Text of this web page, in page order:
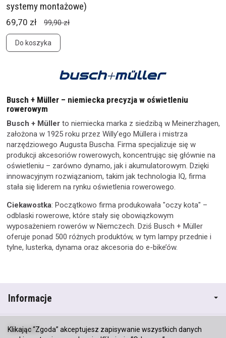
systemy montażowe)
69,70 zł 99,90 zł
Do koszyka
Busch + Müller – niemiecka precyzja w oświetleniu
rowerowym
Busch + Müller to niemiecka marka z siedzibą w Meinerzhagen,
założona w 1925 roku przez Willy’ego Müllera i mistrza
narzędziowego Augusta Buscha. Firma specjalizuje się w
produkcji akcesoriów rowerowych, koncentrując się głównie na
oświetleniu – zarówno dynamo, jak i akumulatorowym. Dzięki
innowacyjnym rozwiązaniom, takim jak technologia IQ, firma
stała się liderem na rynku oświetlenia rowerowego.
Ciekawostka: Początkowo firma produkowała "oczy kota" –
odblaski rowerowe, które stały się obowiązkowym
wyposażeniem rowerów w Niemczech. Dziś Busch + Müller
oferuje ponad 500 różnych produktów, w tym lampy przednie i
tylne, lusterka, dynama oraz akcesoria do e-bike’ów.
Informacje
Kontakt
Klikając “Zgoda” akceptujesz zapisywanie wszystkich danych